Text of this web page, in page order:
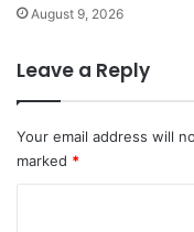
August 9, 2026
Leave a Reply
Your email address will
marked *